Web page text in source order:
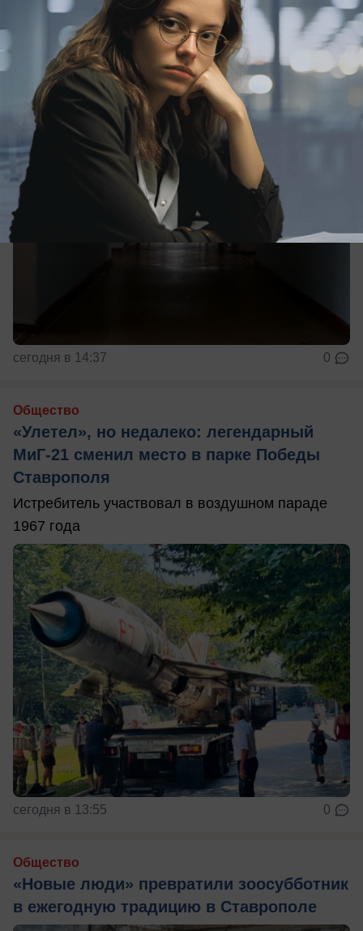
змеи прокомментировал глава
Кисловодска
По его словам, медики сделали все, что могли
сегодня в 14:37 0
Общество
«Улетел», но недалеко: легендарный
МиГ-21 сменил место в парке Победы
Ставрополя
Истребитель участвовал в воздушном параде
1967 года
сегодня в 13:55 0
Общество
«Новые люди» превратили зоосубботник
в ежегодную традицию в Ставрополе